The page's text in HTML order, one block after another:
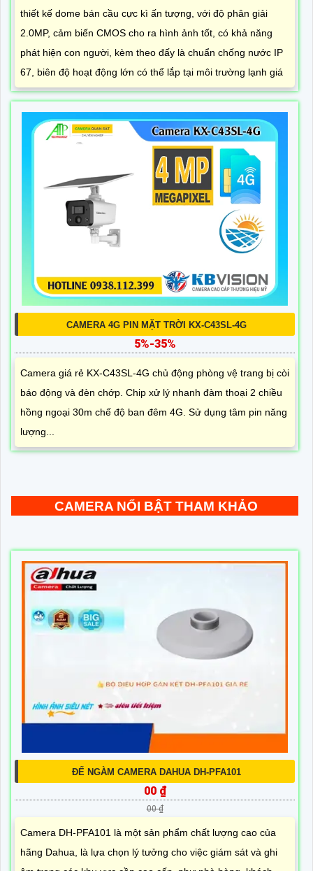
thiết kế dome bán cầu cực kì ấn tượng, với độ phân giải
2.0MP, cảm biến CMOS cho ra hình ảnh tốt, có khả năng
phát hiện con người, kèm theo đấy là chuẩn chống nước IP
67, biên độ hoạt động lớn có thể lắp tại môi trường lạnh giá
CAMERA 4G PIN MẶT TRỜI KX-C43SL-4G
5%-35%
Camera giá rẻ KX-C43SL-4G chủ động phòng vệ trang bị còi
báo động và đèn chớp. Chip xử lý nhanh đàm thoại 2 chiều
hồng ngoại 30m chế độ ban đêm 4G. Sử dụng tâm pin năng
lượng...
CAMERA NỔI BẬT THAM KHẢO
ĐẾ NGÀM CAMERA DAHUA DH-PFA101
00 ₫
00 ₫
Camera DH-PFA101 là một sản phẩm chất lượng cao của
hãng Dahua, là lựa chọn lý tưởng cho việc giám sát và ghi